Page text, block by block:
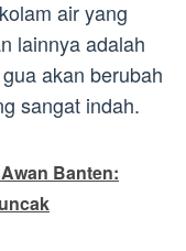
air yang
lainnya adalah
akan berubah
sangat indah.
Banten: